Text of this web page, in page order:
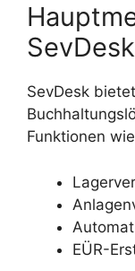
SevDesk
SevDesk
Funktionen
EÜR-